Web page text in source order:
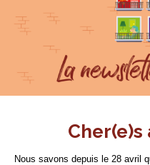
Cher(e)s
Nous savons depuis le 28 avril